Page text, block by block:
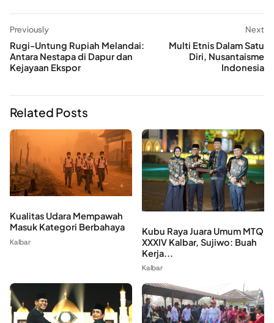
Previously
Rugi-Untung Rupiah Melandai:
Antara Nestapa di Dapur dan
Kejayaan Ekspor
Next
Multi Etnis Dalam Satu
Diri, Nusantaisme
Indonesia
Related Posts
Kualitas Udara Mempawah
Masuk Kategori Berbahaya
Kalbar
Kubu Raya Juara Umum MTQ
XXXIV Kalbar, Sujiwo: Buah
Kerja...
Kalbar